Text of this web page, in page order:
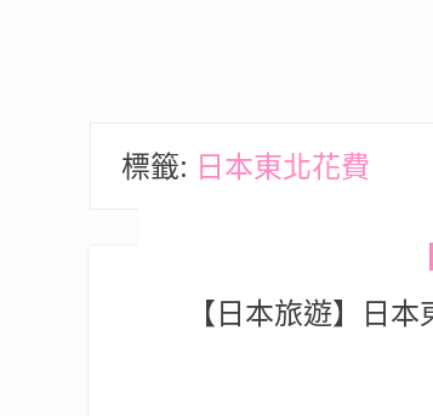
標籤: 日本東北花費
【日本旅遊】日